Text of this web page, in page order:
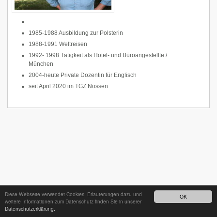
OK
Diese Webseite verwendet Cookies. Erläuterungen dazu und
weitere Informationen zum Datenschutz finden Sie in unserer
Datenschutzerklärung.
1985-1988 Ausbildung zur Polsterin
1988-1991 Weltreisen
1992- 1998 Tätigkeit als Hotel- und Büroangestellte /
München
2004-heute Private Dozentin für Englisch
seit April 2020 im TGZ Nossen
24h - Bereitschaftsdienst unter